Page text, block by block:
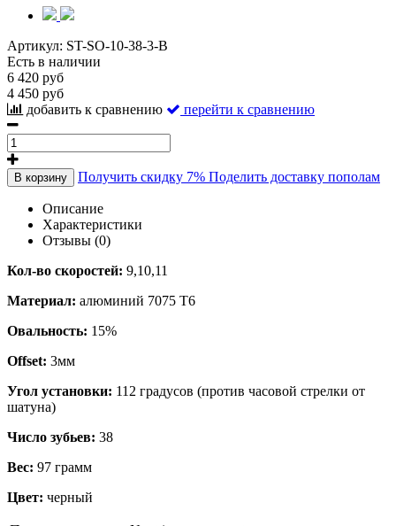
Артикул: ST-SO-10-38-3-B
Есть в наличии
6 420 руб
4 450 руб
добавить к сравнению
перейти к сравнению
В корзину Получить скидку 7% Поделить доставку пополам
Описание
Характеристики
Отзывы (0)
Кол-во скоростей: 9,10,11
Материал: алюминий 7075 Т6
Овальность: 15%
Offset: 3мм
Угол установки: 112 градусов (против часовой стрелки от
шатуна)
Число зубьев: 38
Вес: 97 грамм
Цвет: черный